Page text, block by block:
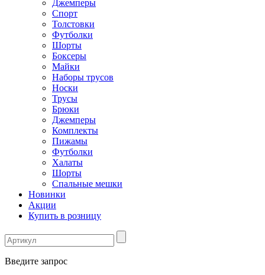
Джемперы
Спорт
Толстовки
Футболки
Шорты
Боксеры
Майки
Наборы трусов
Носки
Трусы
Брюки
Джемперы
Комплекты
Пижамы
Футболки
Халаты
Шорты
Спальные мешки
Новинки
Акции
Купить в розницу
Введите запрос